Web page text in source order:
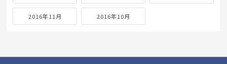
2016年11月 2016年10月